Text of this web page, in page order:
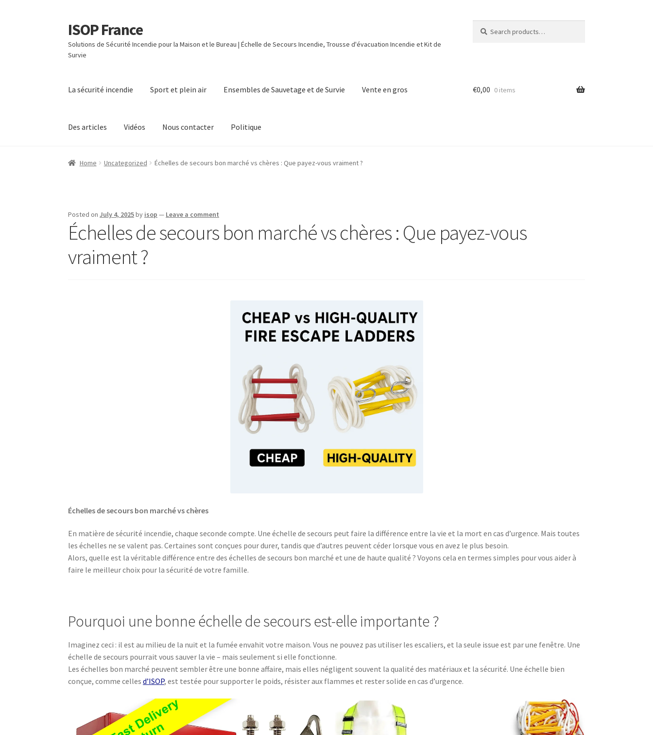
Skip
to
navigation
Skip
to
content
ISOP France
Solutions de Sécurité Incendie pour la Maison et le Bureau | Échelle de Secours Incendie, Trousse d'évacuation Incendie et Kit de
Survie
for:
La sécurité incendie Sport et plein air Ensembles de Sauvetage et de Survie Vente en gros
Des articles Vidéos Nous contacter Politique
€0,00 0 items
Home Uncategorized Échelles de secours bon marché vs chères : Que payez-vous vraiment ?
Posted onJuly 4, 2025by isop — Leave a comment
Échelles de secours bon marché vs chères : Que payez-vous
vraiment ?
Échelles de secours bon marché vs chères
En matière de sécurité incendie, chaque seconde compte. Une échelle de secours peut faire la différence entre la vie et la mort en cas d’urgence. Mais toutes
les échelles ne se valent pas. Certaines sont conçues pour durer, tandis que d’autres peuvent céder lorsque vous en avez le plus besoin.
Alors, quelle est la véritable différence entre des échelles de secours bon marché et une de haute qualité ? Voyons cela en termes simples pour vous aider à
faire le meilleur choix pour la sécurité de votre famille.
Pourquoi une bonne échelle de secours est-elle importante ?
Imaginez ceci : il est au milieu de la nuit et la fumée envahit votre maison. Vous ne pouvez pas utiliser les escaliers, et la seule issue est par une fenêtre. Une
échelle de secours pourrait vous sauver la vie – mais seulement si elle fonctionne.
Les échelles bon marché peuvent sembler être une bonne affaire, mais elles négligent souvent la qualité des matériaux et la sécurité. Une échelle bien
conçue, comme cellesd’ISOP, est testée pour supporter le poids, résister aux flammes et rester solide en cas d’urgence.